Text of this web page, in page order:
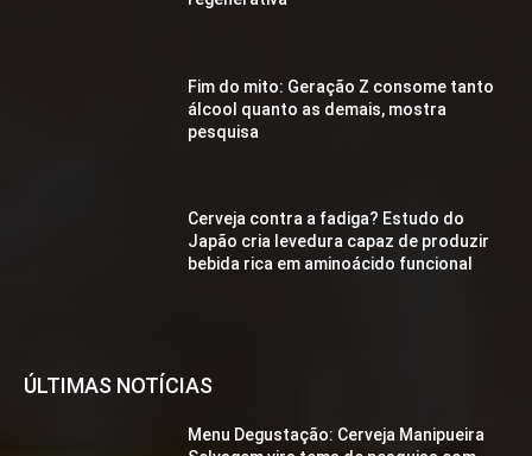
Fim do mito: Geração Z consome tanto
álcool quanto as demais, mostra
pesquisa
Cerveja contra a fadiga? Estudo do
Japão cria levedura capaz de produzir
bebida rica em aminoácido funcional
ÚLTIMAS NOTÍCIAS
Menu Degustação: Cerveja Manipueira